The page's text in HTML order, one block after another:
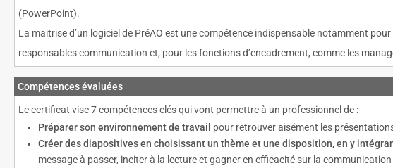
(PowerPoint).
La maitrise d’un logiciel de PréAO est une compétence indispensable notamment
responsables communication et, pour les fonctions d’encadrement, comme les
Compétences évaluées
Le certificat vise 7 compétences clés qui vont permettre à un professionnel de :
Préparer son environnement de travail pour retrouver aisément les
Créer des diapositives en choisissant un thème et une disposition, en y
message à passer, inciter à la lecture et gagner en efficacité sur la communication